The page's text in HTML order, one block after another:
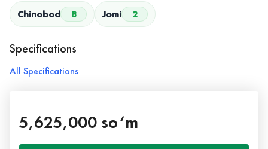
Chinobod 8 Jomi 2
Specifications
All Specifications
5,625,000 so‘m